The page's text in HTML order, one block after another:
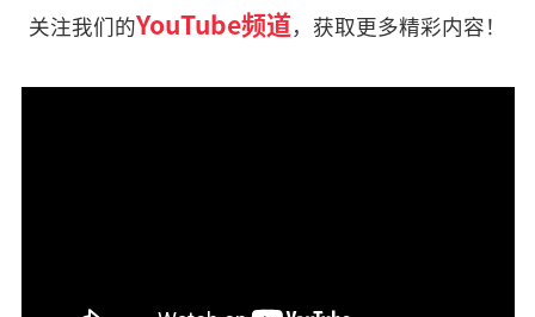
关注我们的YouTube频道，获取更多精彩内容！